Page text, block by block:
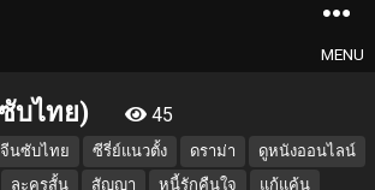
MENU
บไทย) 45
นซับไทย ซีรี่ย์แนวตั้ง ดราม่า
ดูหนังออนไลน์
ละครสั้น สัญญา หนี้รักคืนใจ แก้แค้น